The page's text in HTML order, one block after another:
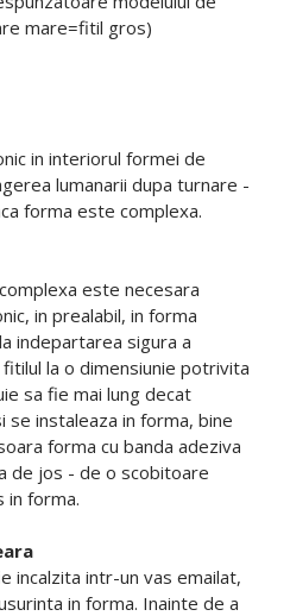
mare=fitil gros)
in interiorul formei de
lumanarii dupa turnare -
forma este complexa.
este necesara
in prealabil, in forma
indepartarea sigura a
la o dimensiunie potrivita
sa fie mai lung decat
se instaleaza in forma, bine
forma cu banda adeziva
de jos - de o scobitoare
in forma.
incalzita intr-un vas emailat,
in forma. Inainte de a